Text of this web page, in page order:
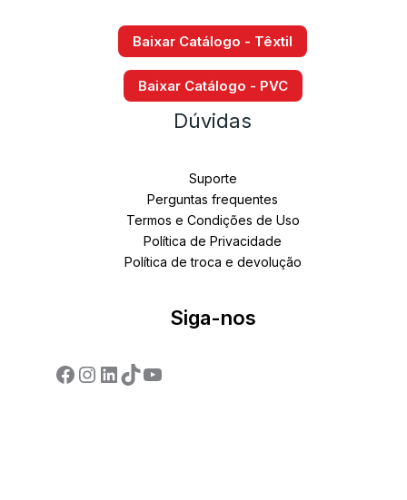
Baixar Catálogo - Têxtil
Baixar Catálogo - PVC
Dúvidas
Suporte
Perguntas frequentes
Termos e Condições de Uso
Política de Privacidade
Política de troca e devolução
Siga-nos